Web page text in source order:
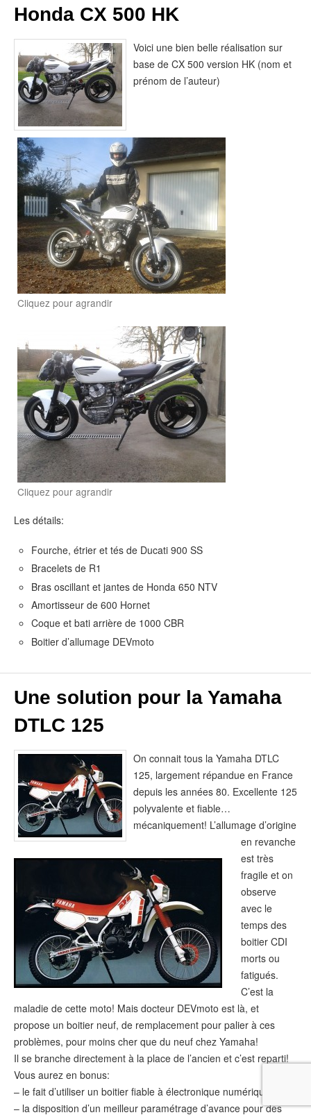
Honda CX 500 HK
Voici une bien belle réalisation sur
base de CX 500 version HK (nom et
prénom de l’auteur)
Cliquez pour agrandir
Cliquez pour agrandir
Les détails:
Fourche, étrier et tés de Ducati 900 SS
Bracelets de R1
Bras oscillant et jantes de Honda 650 NTV
Amortisseur de 600 Hornet
Coque et bati arrière de 1000 CBR
Boitier d’allumage DEVmoto
Une solution pour la Yamaha
DTLC 125
On connait tous la Yamaha DTLC
125, largement répandue en France
depuis les années 80. Excellente 125
polyvalente et fiable…
mécaniquement! L’allumage d’origine
en revanche
est très
fragile et on
observe
avec le
temps des
boitier CDI
morts ou
fatigués.
C’est la
maladie de cette moto! Mais docteur DEVmoto est là, et
propose un boitier neuf, de remplacement pour palier à ces
problèmes, pour moins cher que du neuf chez Yamaha!
Il se branche directement à la place de l’ancien et c’est reparti!
Vous aurez en bonus:
– le fait d’utiliser un boitier fiable à électronique numérique
– la disposition d’un meilleur paramétrage d’avance pour des